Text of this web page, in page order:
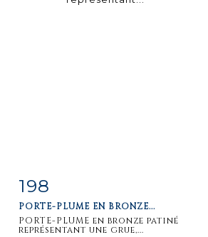
Fiche
détaillée
198
PORTE-PLUME EN BRONZE...
PORTE-PLUME en bronze patiné
représentant une grue,...